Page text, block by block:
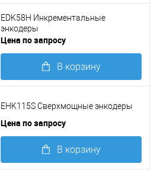
Подробнее
EDK58H Инкрементальные
энкодеры
Цена по запросу
В корзину
EHK115S Сверхмощные энкодеры
Цена по запросу
В корзину